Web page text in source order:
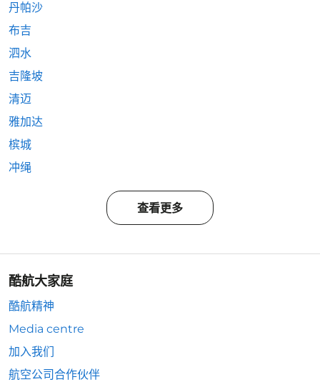
丹帕沙
布吉
泗水
吉隆坡
清迈
雅加达
槟城
冲绳
查看更多
酷航大家庭
酷航精神
Media centre
加入我们
航空公司合作伙伴